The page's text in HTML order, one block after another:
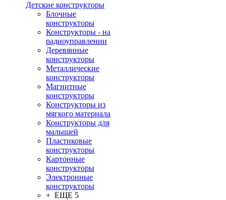
Детские конструкторы
Блочные
конструкторы
Конструкторы - на
радиоуправлении
Деревянные
конструкторы
Металлические
конструкторы
Магнитные
конструкторы
Конструкторы из
мягкого материала
Конструкторы для
малышей
Пластиковые
конструкторы
Картонные
конструкторы
Электронные
конструкторы
+ ЕЩЕ 5